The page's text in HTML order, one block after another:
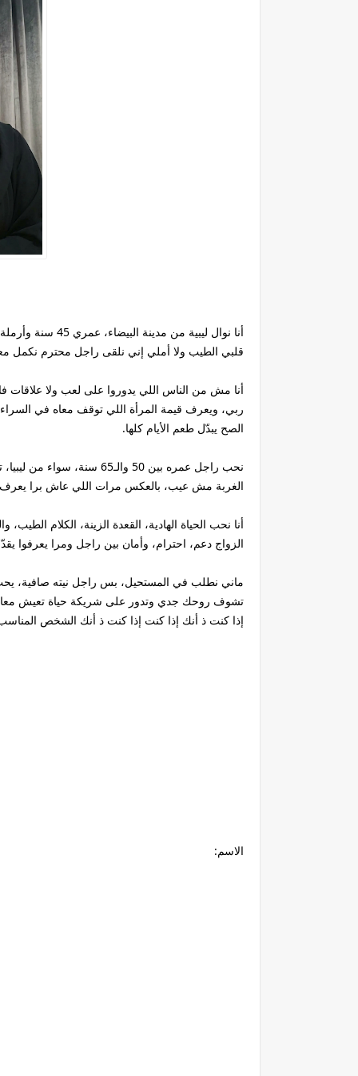
أنا نوال ليبية
قلبي الطيب ولا أملي إني نلقى راجل محترم نكمل
أنا مش من الناس اللي يدوروا على لعب ولا
ربي، ويعرف قيمة المرأة اللي توقف معاه في
الصح يبدّل طعم الأيام كلها.
نحب راجل عمره بين 50
الغربة مش عيب، بالعكس مرات اللي عاش برا يعرف
أنا نحب الحياة الهادية، القعدة الزينة، الكلام
الزواج دعم، احترام، وأمان بين راجل ومرا يعرفوا
ماني نطلب في المستحيل، بس راجل نيته صافية،
تشوف روحك جدي وتدور على شريكة حياة تعيش معاك
إذا كنت ذ أنك إذا كنت إذا كنت ذ أنك الشخص
الاسم: